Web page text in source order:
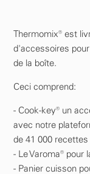
Thermomix® est
d'accessoires
de la boîte.
Ceci comprend:
- Cook-key® un
avec notre
de 41 000
- Le Varoma® pour
- Panier cuisson